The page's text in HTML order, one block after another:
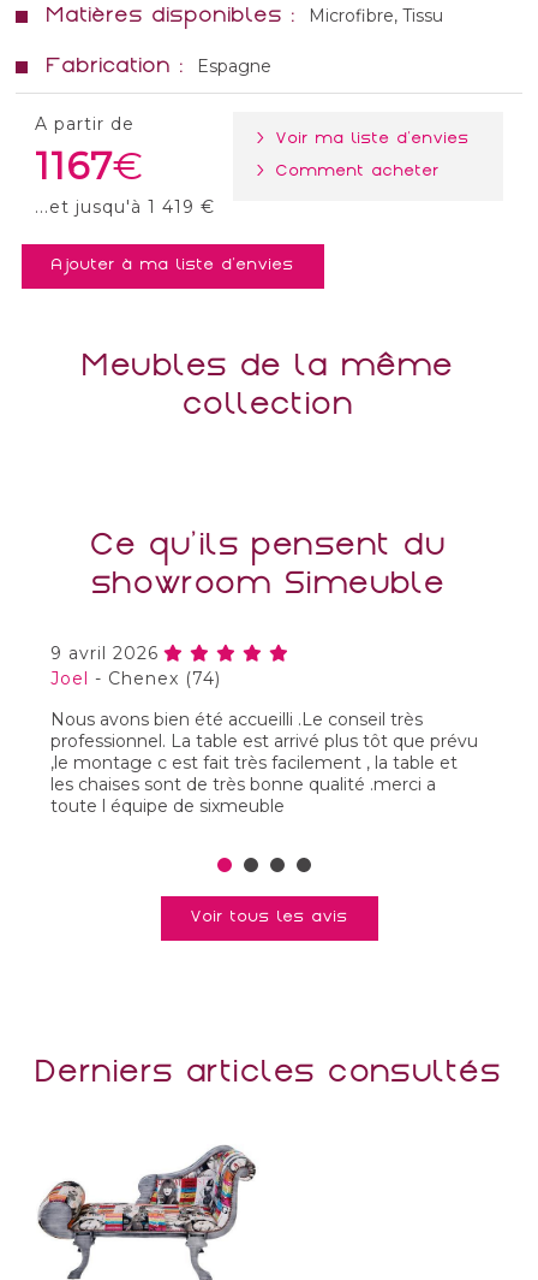
Matières disponibles : Microfibre, Tissu
Fabrication : Espagne
A partir de
1167
...et jusqu'à 1 419 €
> Voir ma liste d'envies
> Comment acheter
Ajouter à ma liste d'envies
Meubles de la même
collection
Ce qu'ils pensent du
showroom Simeuble
9 avril 2026
Joel - Chenex (74)
Nous avons bien été accueilli .Le conseil très
professionnel. La table est arrivé plus tôt que prévu
,le montage c est fait très facilement , la table et
les chaises sont de très bonne qualité .merci a
toute l équipe de sixmeuble
Voir tous les avis
Derniers articles consultés